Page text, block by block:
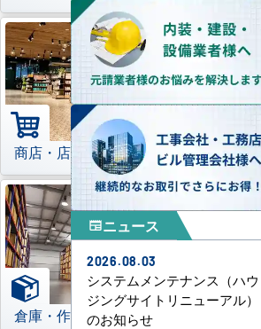
商店・店舗 工場
倉庫・作業場 理美容室
newspaperニュース
2026.08.03
システムメンテナンス（ハウ
ジングサイトリニューアル）
のお知らせ